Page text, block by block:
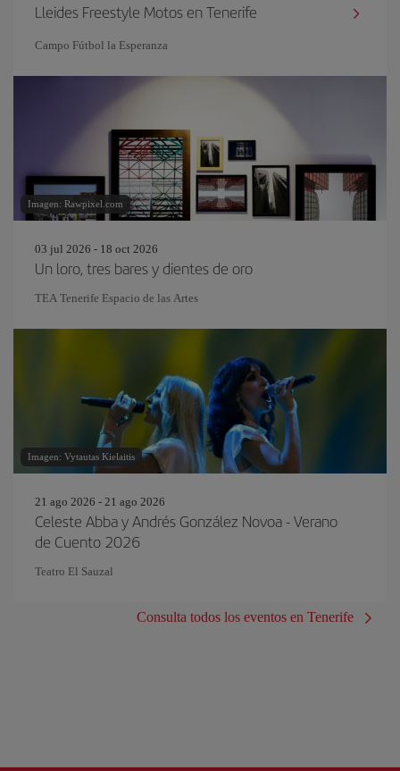
Lleides Freestyle Motos en Tenerife
Campo Fútbol la Esperanza
Imagen: Rawpixel.com
03 jul 2026 - 18 oct 2026
Un loro, tres bares y dientes de oro
TEA Tenerife Espacio de las Artes
Imagen: Vytautas Kielaitis
21 ago 2026 - 21 ago 2026
Celeste Abba y Andrés González Novoa - Verano
de Cuento 2026
Teatro El Sauzal
Consulta todos los eventos en Tenerife